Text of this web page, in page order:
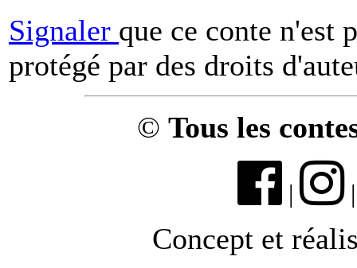
Signaler que ce conte n'est
protégé par des droits
© Tous les
|
Concept et